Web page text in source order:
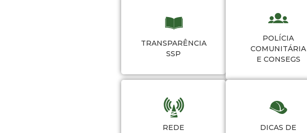
TRANSPARÊNCIA
SSP
POLÍCIA
COMUNITÁRIA
E CONSEGS
REDE
DICAS DE